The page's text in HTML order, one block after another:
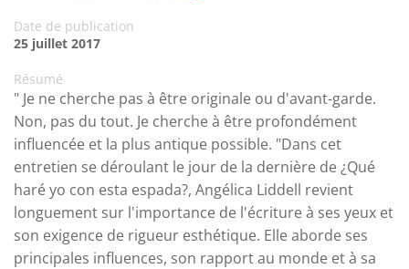
Date de publication
25 juillet 2017
Résumé
" Je ne cherche pas à être originale ou d'avant-garde.
Non, pas du tout. Je cherche à être profondément
influencée et la plus antique possible. "Dans cet
entretien se déroulant le jour de la dernière de ¿Qué
haré yo con esta espada?, Angélica Liddell revient
longuement sur l'importance de l'écriture à ses yeux et
son exigence de rigueur esthétique. Elle aborde ses
principales influences, son rapport au monde et à sa